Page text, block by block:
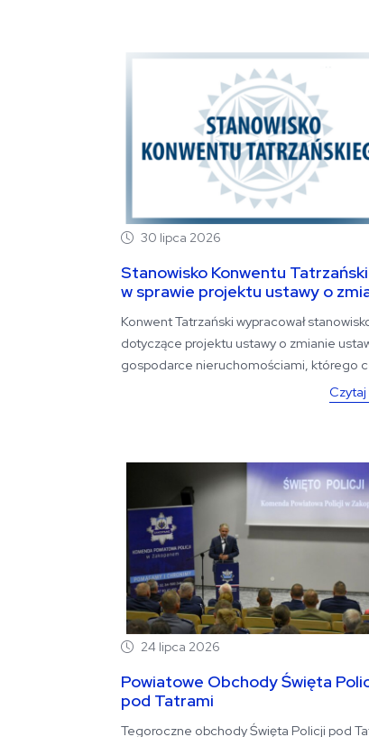
30 lipca 2026
Stanowisko Konwentu
w sprawie projektu ustawy o
Konwent Tatrzański wypracował
dotyczące projektu ustawy o zmianie
gospodarce nieruchomościami, którego
24 lipca 2026
Powiatowe Obchody Święta
pod Tatrami
Tegoroczne obchody Święta Policji pod